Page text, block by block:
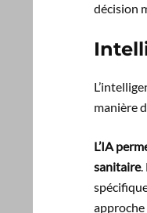
décision
manière
L’IA
sanitaire.